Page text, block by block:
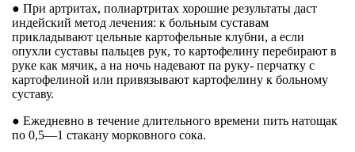
● При артритах, полиартритах хорошие результаты даст
индейский метод лечения: к больным суставам
прикладывают цельные картофельные клубни, а если
опухли суставы пальцев рук, то картофелину перебирают в
руке как мячик, а на ночь надевают па руку- перчатку с
картофелиной или привязывают картофелину к больному
суставу.
● Ежедневно в течение длительного времени пить натощак
по 0,5—1 стакану морковного сока.